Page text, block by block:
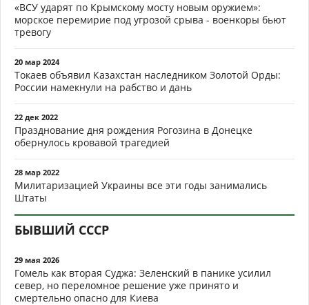
«ВСУ ударят по Крымскому мосту новым оружием»:
морское перемирие под угрозой срыва - военкоры бьют
тревогу
20 мар 2024
Токаев объявил Казахстан наследником Золотой Орды:
России намекнули на рабство и дань
22 дек 2022
Празднование дня рождения Рогозина в Донецке
обернулось кровавой трагедией
28 мар 2022
Милитаризацией Украины все эти годы занимались
Штаты
БЫВШИЙ СССР
29 мая 2026
Гомель как вторая Суджа: Зеленский в панике усилил
север, но переломное решение уже принято и
смертельно опасно для Киева